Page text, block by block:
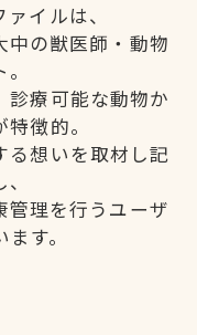
イルは、
中の獣医師・動物
診療可能な動物か
徴的。
る想いを取材し記
管理を行うユーザ
す。